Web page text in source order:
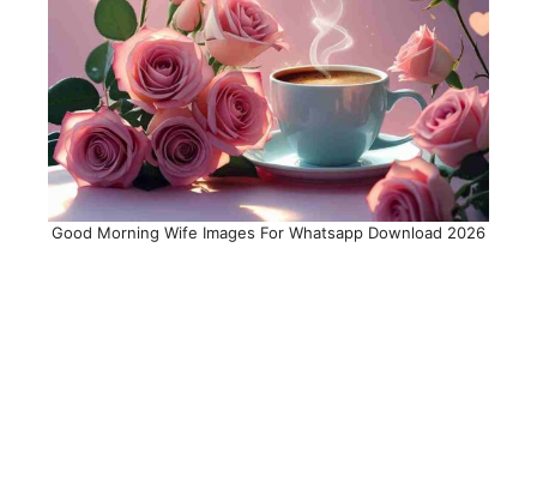
Good Morning Wife Images For Whatsapp Download 2026